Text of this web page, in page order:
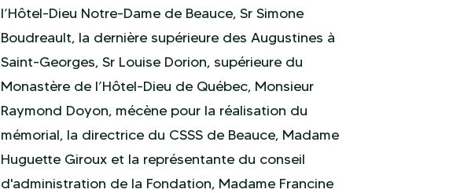
l’Hôtel-Dieu Notre-Dame de Beauce, Sr Simone
Boudreault, la dernière supérieure des Augustines à
Saint-Georges, Sr Louise Dorion, supérieure du
Monastère de l’Hôtel-Dieu de Québec, Monsieur
Raymond Doyon, mécène pour la réalisation du
mémorial, la directrice du CSSS de Beauce, Madame
Huguette Giroux et la représentante du conseil
d'administration de la Fondation, Madame Francine